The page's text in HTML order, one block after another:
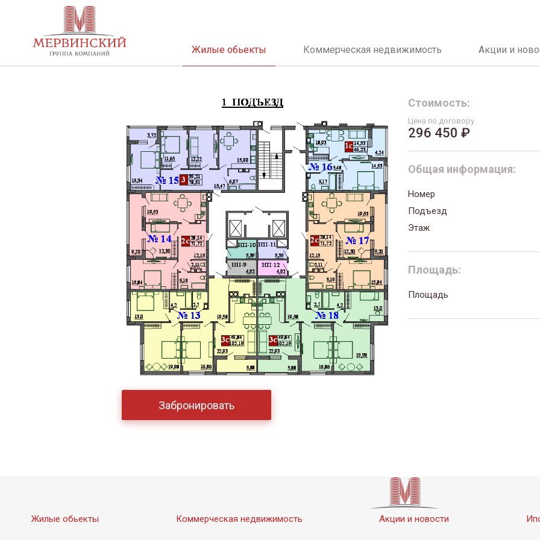
Жилые обьекты Коммерческая недвижимость Акции и
Забронировать
Стоимость:
Цена по договору
296 450 ₽
Общая информация:
Номер
Подъезд
Этаж
Площадь:
Площадь
Жилые обьекты Коммерческая недвижимость Акции и новости